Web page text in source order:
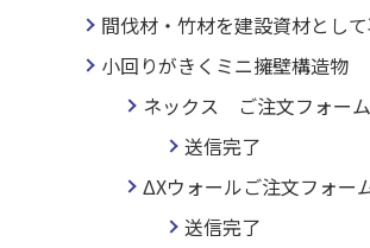
間伐材・竹材を建設資材とし
小回りがきくミニ擁壁構造物
ネックス ご注文フォーム
送信完了
ΔXウォールご注文フォー
送信完了